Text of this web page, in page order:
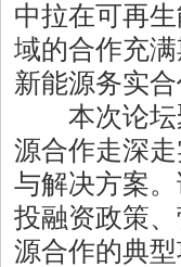
中拉在可再
域的合作充
新能源务实
本次论坛聚
源合作走深
与解决方案
投融资政策
源合作的典